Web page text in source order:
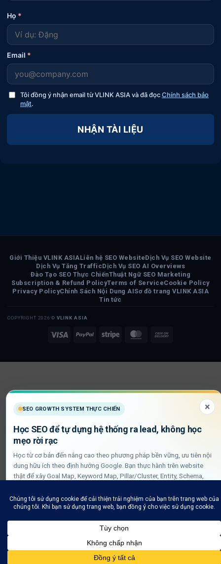
Họ *
Email *
Tôi đồng ý nhận email từ VLINK ASIA và đã đọcChính sách bảo
mật.
NHẬN TÀI LIỆU
Visa PayPalStripe MasterCard
Giới Thiệu VLINK ASIALiên hệ SEO WebsiteDịch Vụ SEO Website
Dịch Vụ Tăng TrafficDịch Vụ SEO AI Overviews
Đào Tạo SEO Thực ChiếnThuật Ngữ SEO Marketing
Subscription & Refund PolicyTerms of ServiceCookie Policy
Privacy PolicyChính Sách Nội Dung AISơ đồ trang VLINK ASIA
Tin tức
COPYRIGHT 2026 © VLINK ASIA
SEO GROWTH SYSTEM THỰC CHIẾN ×
Học SEO để tự dựng hệ thống ra lead, không học
mẹo rời rạc
Học từ cơ bản đến nâng cao theo phương pháp bền vững, ưu tiên nội
dung hữu ích theo định hướng Google. Bạn thực hành trên website
thật để xây Goal Map, Keyword Map, Pillar/Cluster, Entity, Schema,
Xem lộ trình học SEO thực chiến